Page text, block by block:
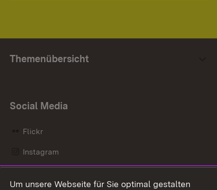
Themenübersicht
Social Media
Flickr
Instagram
Um unsere Webseite für Sie optimal gestalten